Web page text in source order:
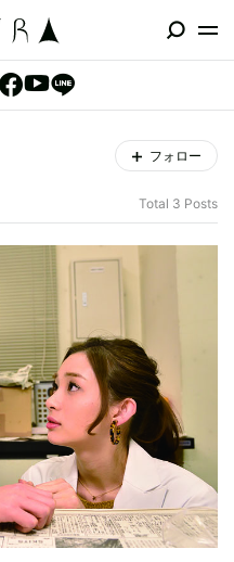
フォロー
Total 3 Posts